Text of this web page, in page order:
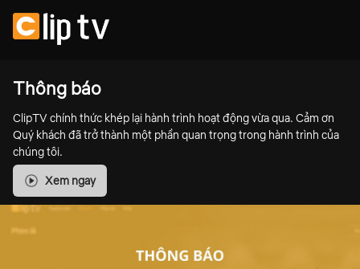
Thông báo
ClipTV chính thức khép lại hành trình hoạt động vừa qua. Cảm ơn
Quý khách đã trở thành một phần quan trọng trong hành trình của
chúng tôi.
Xem ngay